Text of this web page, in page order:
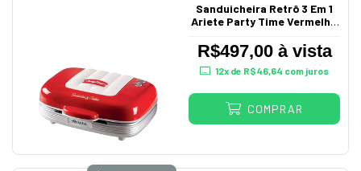
Sanduicheira Retrô 3 Em 1
Ariete Party Time Vermelho
R$497,00 à vista
12x de R$46,64 com juros
COMPRAR